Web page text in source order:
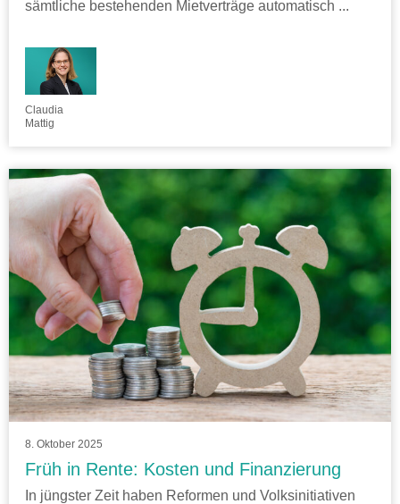
sämtliche bestehenden Mietverträge automatisch ...
Claudia
Mattig
8. Oktober 2025
Früh in Rente: Kosten und Finanzierung
In jüngster Zeit haben Reformen und Volksinitiativen